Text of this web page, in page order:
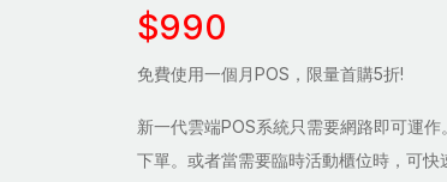
$990
免費使用一個月POS，限量首購5折!
新一代雲端POS系統只需要網路即可運
下單。或者當需要臨時活動櫃位時，可